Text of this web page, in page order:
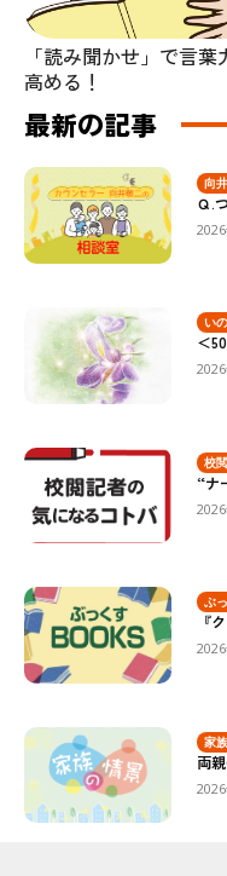
「読み聞かせ」で言葉
高める！
最新の記事
向
Ｑ.
い
＜
校
“ナ
ぶ
『
家
両